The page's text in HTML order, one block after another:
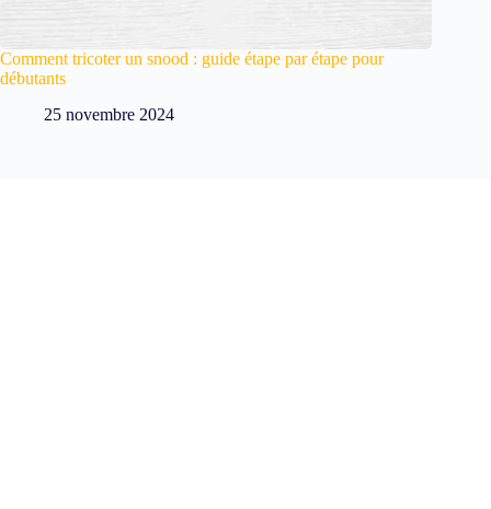
Comment tricoter un snood : guide étape par étape pour
débutants
25 novembre 2024